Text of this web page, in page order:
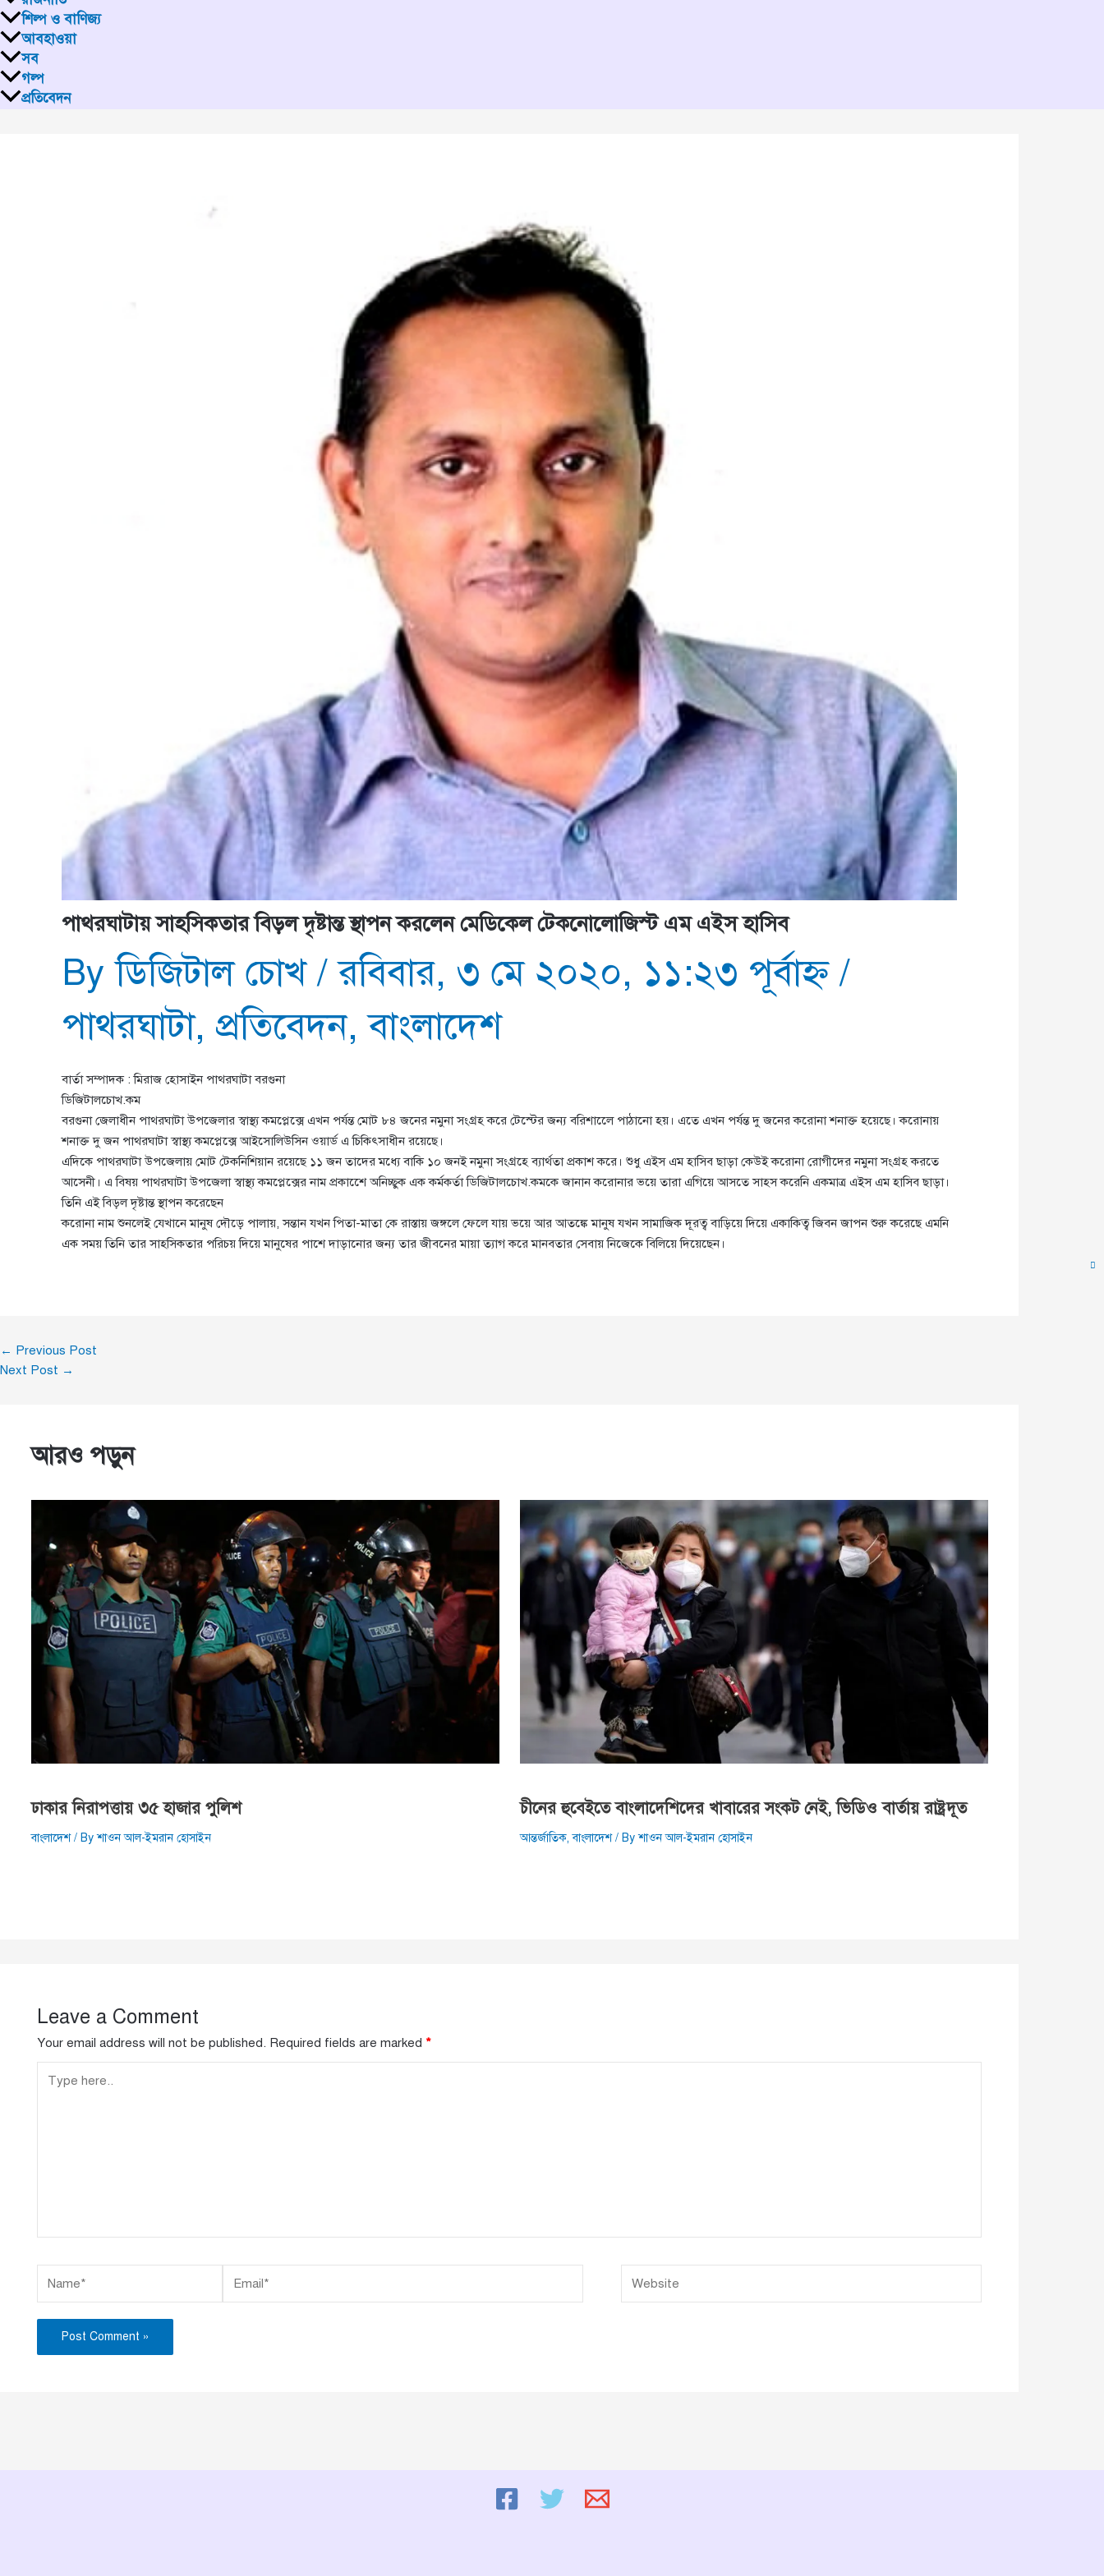
শিল্প ও বাণিজ্য
আবহাওয়া
সব
গল্প
প্রতিবেদন
পাথরঘাটায় সাহসিকতার বিড়ল দৃষ্টান্ত স্থাপন করলেন মেডিকেল টেকনোলোজিস্ট এম এইস হাসিব
Byডিজিটাল চোখ/রবিবার, ৩ মে ২০২০, ১১:২৩ পূর্বাহ্ণ/
পাথরঘাটা, প্রতিবেদন,বাংলাদেশ
বার্তা সম্পাদক : মিরাজ হোসাইন পাথরঘাটা বরগুনা
ডিজিটালচোখ.কম
বরগুনা জেলাধীন পাথরঘাটা উপজেলার স্বাস্থ্য কমপ্লেক্সে এখন পর্যন্ত মোট ৮৪ জনের নমুনা সংগ্রহ করে টেস্টের জন্য বরিশালেে পাঠানো হয়। এতে এখন পর্যন্ত দু জনের করোনা শনাক্ত হয়েছে। করোনায়
শনাক্ত দু জন পাথরঘাটা স্বাস্থ্য কমপ্লেক্সে আইসোলিউসিন ওয়ার্ড এ চিকিৎসাধীন রয়েছে।
এদিকে পাথরঘাটা উপজেলায় মোট টেকনিশিয়ান রয়েছে ১১ জন তাদের মধ্যে বাকি ১০ জনই নমুনা সংগ্রহে ব্যার্থতা প্রকাশ করে। শুধু এইস এম হাসিব ছাড়া কেউই করোনা রোগীদের নমুনা সংগ্রহ করতে
আসেনী। এ বিষয় পাথরঘাটা উপজেলা স্বাস্থ্য কমপ্লেক্সের নাম প্রকাশেে অনিচ্ছুক এক কর্মকর্তা ডিজিটালচোখ.কমকে জানান করোনার ভয়ে তারা এগিয়ে আসতে সাহস করেনি একমাত্র এইস এম হাসিব ছাড়া।
তিনি এই বিড়ল দৃষ্টান্ত স্থাপন করেছেন
করোনা নাম শুনলেই যেখানে মানুষ দৌড়ে পালায়, সন্তান যখন পিতা-মাতা কে রাস্তায় জঙ্গলে ফেলে যায় ভয়ে আর আতঙ্কে মানুষ যখন সামাজিক দূরত্ব বাড়িয়ে দিয়ে একাকিত্ব জিবন জাপন শুরু করেছে এমনি
এক সময় তিনি তার সাহসিকতার পরিচয় দিয়ে মানুষের পাশে দাড়ানোর জন্য তার জীবনের মায়া ত্যাগ করে মানবতার সেবায় নিজেকে বিলিয়ে দিয়েছেন।
← Previous Post
Next Post →
আরও পড়ুন
ঢাকার নিরাপত্তায় ৩৫ হাজার পুলিশ
বাংলাদেশ/ Byশাওন আল-ইমরান হোসাইন
চীনের হুবেইতে বাংলাদেশিদের খাবারের সংকট নেই, ভিডিও বার্তায় রাষ্ট্রদূত
আন্তর্জাতিক,বাংলাদেশ/ Byশাওন আল-ইমরান হোসাইন
Leave a Comment
Your email address will not be published. Required fields are marked *
Type
Name* Email* Website